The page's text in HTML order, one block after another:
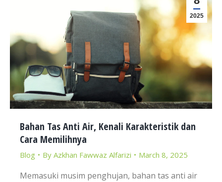
2025
Bahan Tas Anti Air, Kenali Karakteristik dan
Cara Memilihnya
Blog By Azkhan Fawwaz Alfarizi March 8, 2025
Memasuki musim penghujan, bahan tas anti air